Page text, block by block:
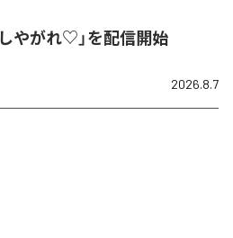
やがれ♡」を配信開始
2026.8.7